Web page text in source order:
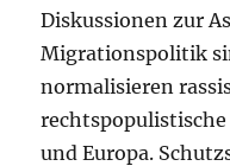
Diskussionen zur
Migrationspolitik
normalisieren
und Europa.